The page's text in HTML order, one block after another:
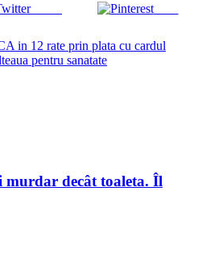
Tweet Save
in 12 rate prin plata cu cardul
pentru sanatate
decât toaleta. Îl